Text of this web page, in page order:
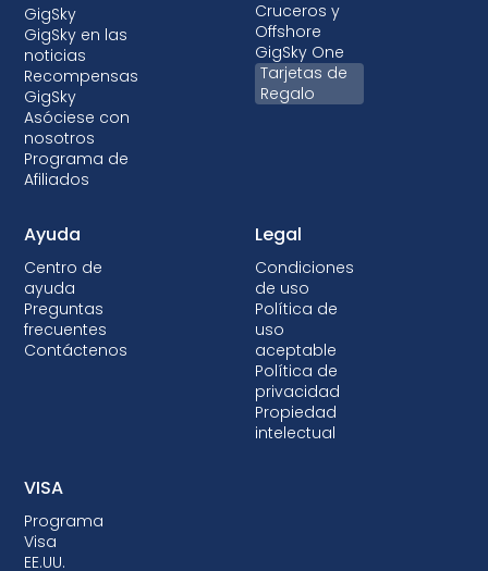
GigSky
GigSky en las
noticias
Recompensas
GigSky
Asóciese con
nosotros
Programa de
Afiliados
Cruceros y
Offshore
GigSky One
Tarjetas de
Regalo
Ayuda
Centro de
ayuda
Preguntas
frecuentes
Contáctenos
Legal
Condiciones
de uso
Política de
uso
aceptable
Política de
privacidad
Propiedad
intelectual
VISA
Programa
Visa
EE.UU.